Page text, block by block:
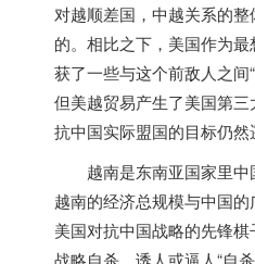
对越顺差国，中越关系的
的。相比之下，美国作为最
获了一些与这个前敌人之间
但美越贸易产生了美国第
抗中国实际盟国的目标仍然
越南是东南亚国家里中
越南的经济总规模与中国
美国对抗中国战略的先锋棋
战略自杀。诱人或逼人“自